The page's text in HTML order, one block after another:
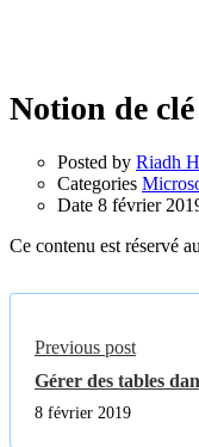
Notion de clé
Posted by Riadh
Categories
Date 8 février
Ce contenu est réservé
Previous post
Gérer des tables
8 février 2019